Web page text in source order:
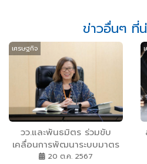
ข่าวอื่นๆ ที่
เศรษฐกิจ
วว.และพันธมิตร ร่วมขับ
เคลื่อนการพัฒนาระบบมาตร
วิทยาแห่งชาติ
20 ต.ค. 2567